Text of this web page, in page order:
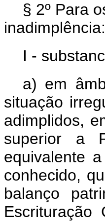
§ 2º Para
inadimplência:
I -
a) em
situação
adimplidos,
superior a
equivalente
conhecido,
balanço
Escrituração